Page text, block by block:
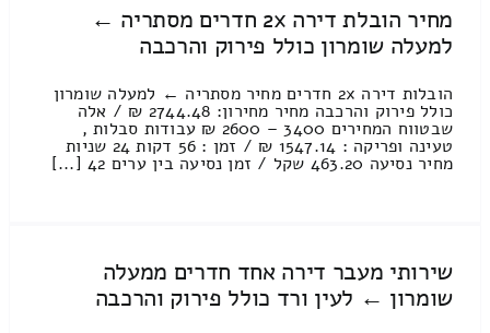
מחיר הובלת דירה 2x חדרים מסתריה ←
למעלה שומרון כולל פירוק והרכבה
הובלות דירה 2x חדרים מחיר מסתריה ← למעלה שומרון
כולל פירוק והרכבה מחיר מחירון: 2744.48 ₪ / אלה
שבטווח המחירים 3400 – 2600 ₪ עבודות סבלות ,
טעינה ופריקה : 1547.14 ₪ / זמן : 56 דקות 24 שניות
מחיר נסיעה 463.20 שקל / זמן נסיעה בין ערים 42 [...]
שירותי מעבר דירה אחד חדרים ממעלה
שומרון ← לעין ורד כולל פירוק והרכבה